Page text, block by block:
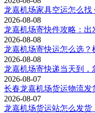
龙嘉机场家具空运怎么找
2026-08-08
龙嘉机场寄快件攻略：出
2026-08-08
龙嘉机场寄快运怎么选？
2026-08-08
龙嘉机场寄快递当天到，
2026-08-07
长春龙嘉机场货运物流发
2026-08-07
龙嘉机场货运站怎么发货